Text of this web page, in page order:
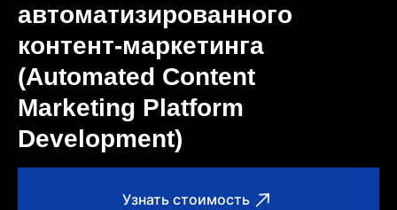
автоматизированного
контент-маркетинга
(Automated Content
Marketing Platform
Development)
Узнать стоимость